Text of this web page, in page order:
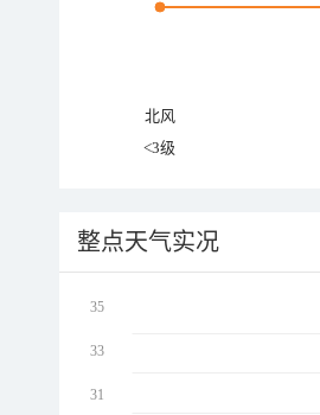
北风
<3级
整点天气实况
35
33
31